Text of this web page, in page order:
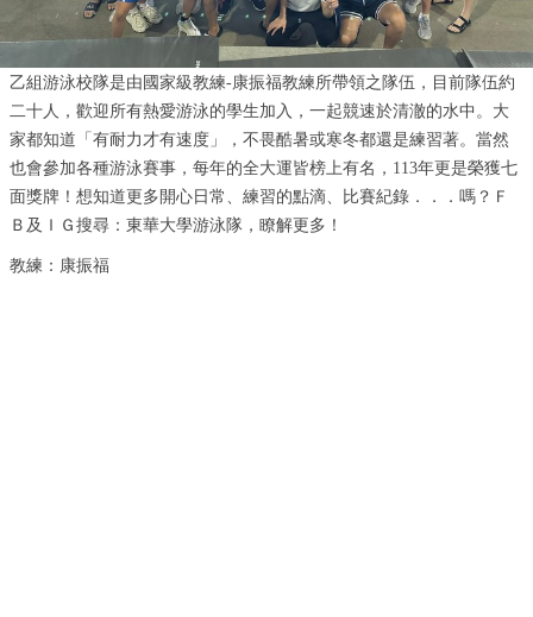
乙組游泳校隊是由國家級教練-康振福教練所帶領之隊伍，目前隊伍約
二十人，歡迎所有熱愛游泳的學生加入，一起競速於清澈的水中。大
家都知道「有耐力才有速度」，不畏酷暑或寒冬都還是練習著。當然
也會參加各種游泳賽事，每年的全大運皆榜上有名，113年更是榮獲七
面獎牌！想知道更多開心日常、練習的點滴、比賽紀錄．．．嗎？Ｆ
Ｂ及ＩＧ搜尋：東華大學游泳隊，瞭解更多！
教練：康振福